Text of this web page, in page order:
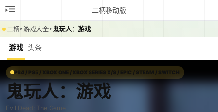
二柄移动版
二柄 游戏大全 鬼玩人：游戏
游戏 头条
PS4 / PS5 / XBOX ONE / XBOX SERIES X/S / EPIC / STEAM / SWITCH
鬼玩人：游戏
Evil Dead: The Game